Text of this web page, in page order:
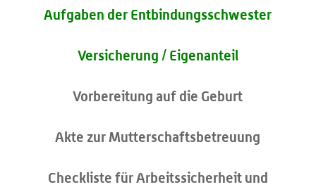
Aufgaben der Entbindungsschwester
Versicherung / Eigenanteil
Vorbereitung auf die Geburt
Akte zur Mutterschaftsbetreuung
Checkliste für Arbeitssicherheit und